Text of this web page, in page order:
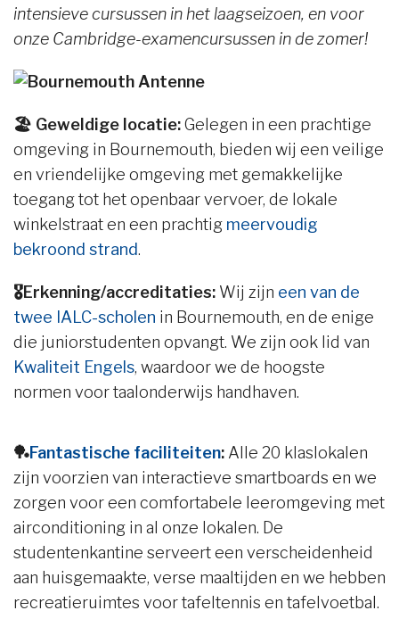
intensieve cursussen in het laagseizoen, en voor
onze Cambridge-examencursussen in de zomer!
🏖️ Geweldige locatie:Gelegen in een prachtige
omgeving in Bournemouth, bieden wij een veilige
en vriendelijke omgeving met gemakkelijke
toegang tot het openbaar vervoer, de lokale
winkelstraat en een prachtig meervoudig
bekroond strand.
🎖️Erkenning/accreditaties: Wij zijn een van de
twee IALC-scholen in Bournemouth, en de enige
die juniorstudenten opvangt. We zijn ook lid van
Kwaliteit Engels, waardoor we de hoogste
normen voor taalonderwijs handhaven.
🏓Fantastische faciliteiten: Alle 20 klaslokalen
zijn voorzien van interactieve smartboards en we
zorgen voor een comfortabele leeromgeving met
airconditioning in al onze lokalen. De
studentenkantine serveert een verscheidenheid
aan huisgemaakte, verse maaltijden en we hebben
recreatieruimtes voor tafeltennis en tafelvoetbal.